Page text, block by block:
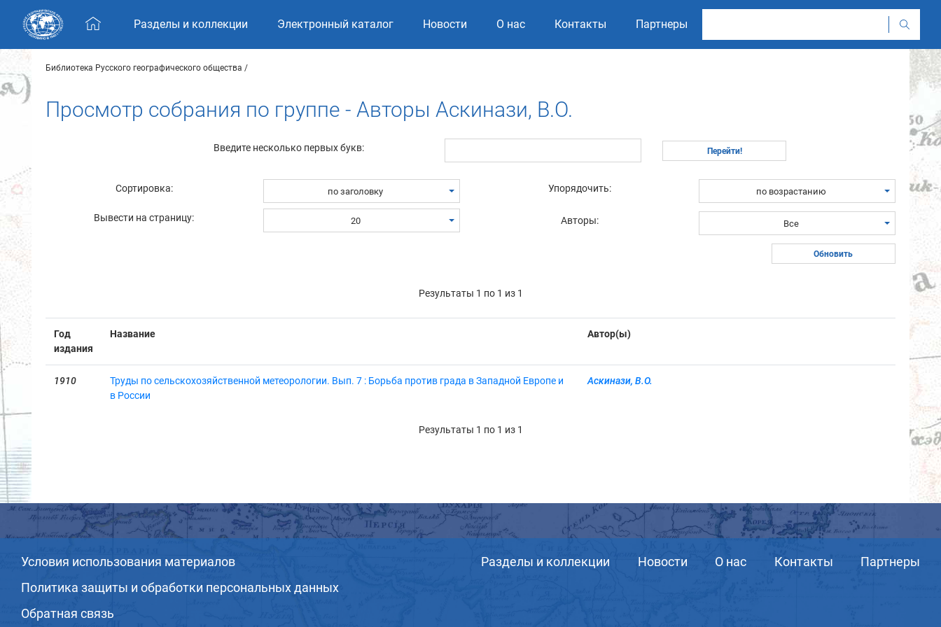
Skip navigation
Разделы и коллекции Электронный каталог Новости О нас Контакты Партнеры
Библиотека Русского географического общества
Просмотр собрания по группе - Авторы Аскинази, В.О.
Введите несколько первых букв:
Сортировка: по заголовку Упорядочить: по возрастанию
Вывести на страницу: 20 Авторы: Все
Результаты 1 по 1 из 1
Год
издания
Название Автор(ы)
1910
Труды по сельскохозяйственной метеорологии. Вып. 7 : Борьба против града в Западной Европе и
в России
Аскинази, В.О.
Результаты 1 по 1 из 1
Условия использования материалов
Политика защиты и обработки персональных данных
Обратная связь
Разделы и коллекции Новости О нас Контакты Партнеры